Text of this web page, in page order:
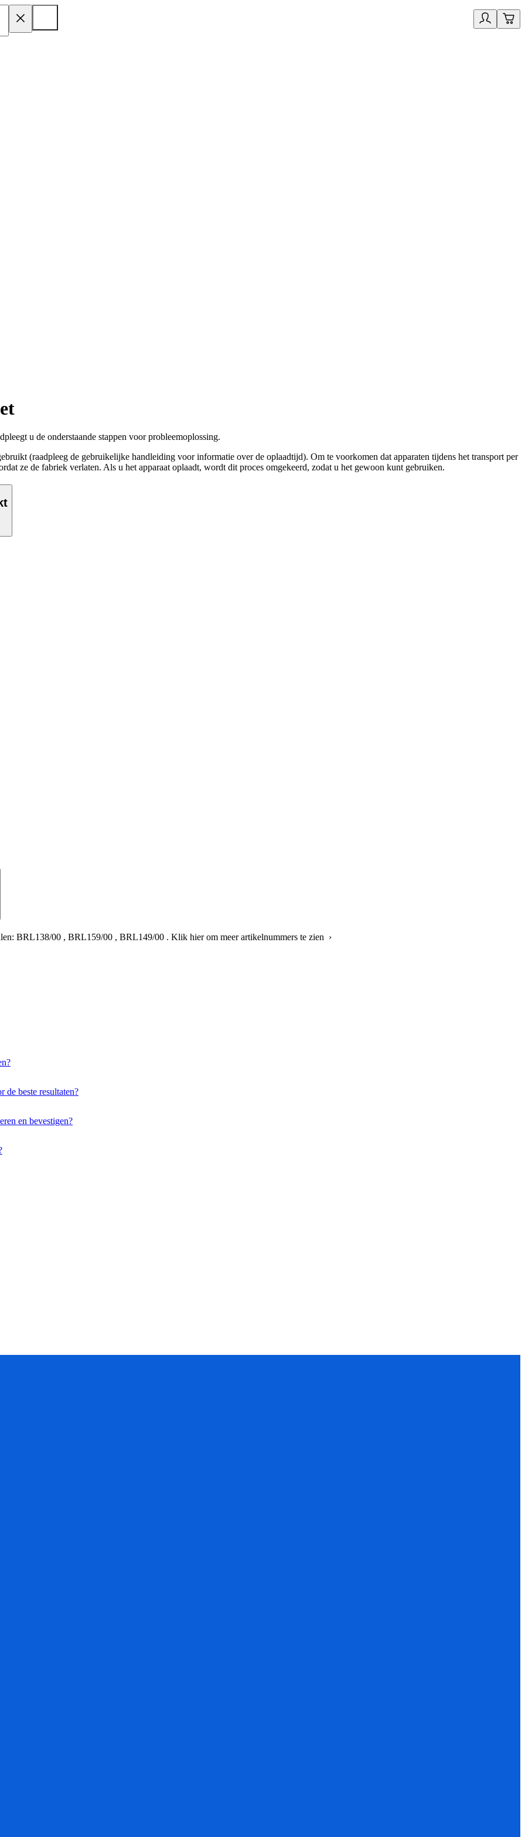
u de onderstaande stappen voor probleemoplossing.
(raadpleeg de gebruikelijke handleiding voor informatie over de oplaadtijd). Om te voorkomen dat apparaten tijdens het transport per
ze de fabriek verlaten. Als u het apparaat oplaadt, wordt dit proces omgekeerd, zodat u het gewoon kunt gebruiken.
BRL138/00 , BRL159/00 , BRL149/00 . Klik hier om meer artikelnummers te zien ›
de beste resultaten?
en bevestigen?